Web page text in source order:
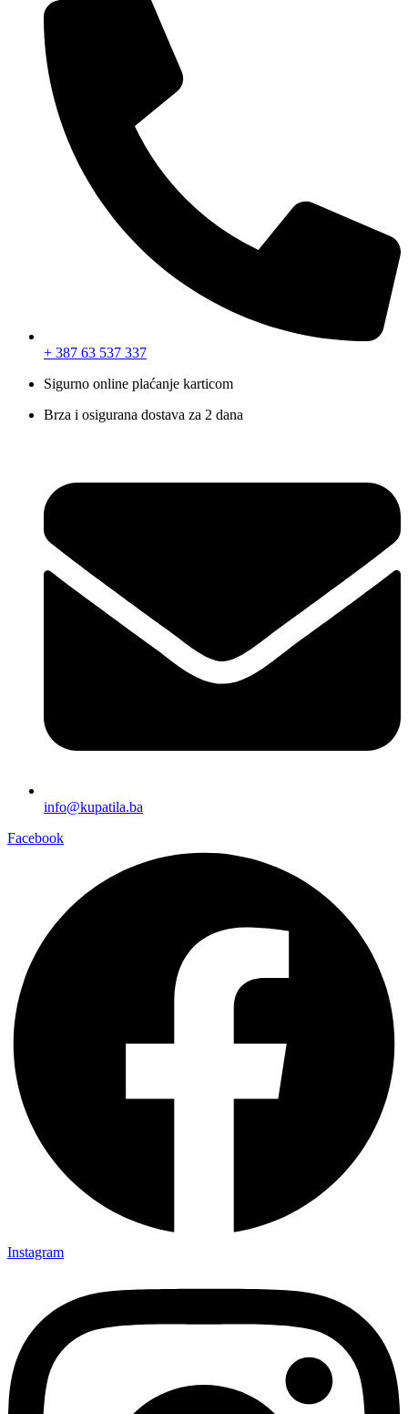
+ 387 63 537 337
Sigurno online plaćanje karticom
Brza i osigurana dostava za 2 dana
info@kupatila.ba
Facebook
Instagram